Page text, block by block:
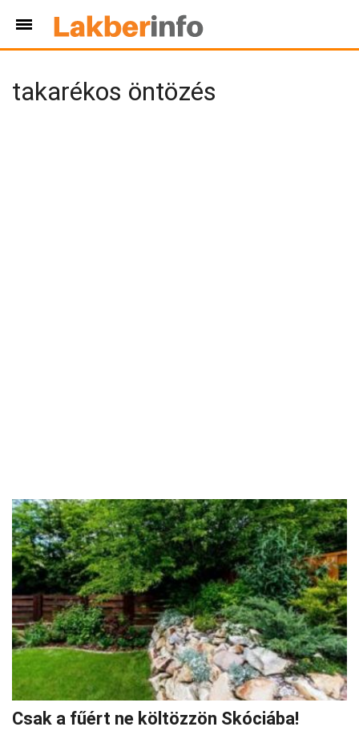
takarékos öntözés
Csak a fűért ne költözzön Skóciába!